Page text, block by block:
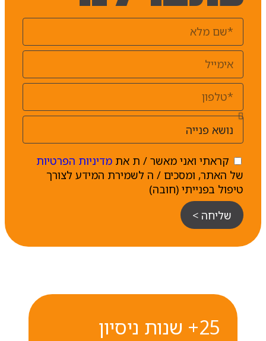
קראתי ואני מאשר / ת אתמדיניות הפרטיות
של האתר, ומסכים / ה לשמירת המידע לצורך
טיפול בפנייתי (חובה)
שליחה >
25+ שנות ניסיון